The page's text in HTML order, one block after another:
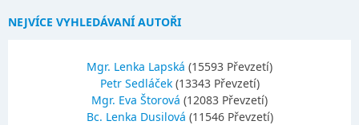
NEJVÍCE VYHLEDÁVANÍ AUTOŘI
Mgr. Lenka Lapská (15593 Převzetí)
Petr Sedláček (13343 Převzetí)
Mgr. Eva Štorová (12083 Převzetí)
Bc. Lenka Dusilová (11546 Převzetí)